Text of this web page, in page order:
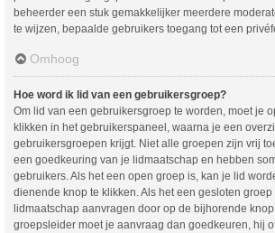
beheerder een stuk gemakkelijker meerdere
te wijzen, bepaalde gebruikers toegang tot een
Omhoog
Hoe word ik lid van een gebruikersgroep?
Om lid van een gebruikersgroep te worden, moet je
klikken in het gebruikerspaneel, waarna je een
gebruikersgroepen krijgt. Niet alle groepen zijn vrij
een goedkeuring van je lidmaatschap en hebben
gebruikers. Als het een open groep is, kan je lid
dienende knop te klikken. Als het een gesloten groep
lidmaatschap aanvragen door op de bijhorende
groepsleider moet je aanvraag dan goedkeuren, hij